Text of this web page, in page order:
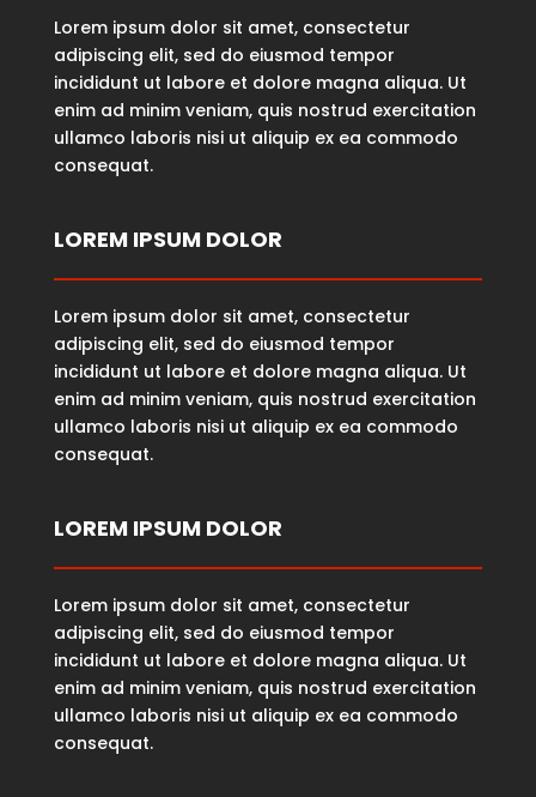
Lorem ipsum dolor sit amet, consectetur
adipiscing elit, sed do eiusmod tempor
incididunt ut labore et dolore magna aliqua. Ut
enim ad minim veniam, quis nostrud exercitation
ullamco laboris nisi ut aliquip ex ea commodo
consequat.
LOREM IPSUM DOLOR
Lorem ipsum dolor sit amet, consectetur
adipiscing elit, sed do eiusmod tempor
incididunt ut labore et dolore magna aliqua. Ut
enim ad minim veniam, quis nostrud exercitation
ullamco laboris nisi ut aliquip ex ea commodo
consequat.
LOREM IPSUM DOLOR
Lorem ipsum dolor sit amet, consectetur
adipiscing elit, sed do eiusmod tempor
incididunt ut labore et dolore magna aliqua. Ut
enim ad minim veniam, quis nostrud exercitation
ullamco laboris nisi ut aliquip ex ea commodo
consequat.